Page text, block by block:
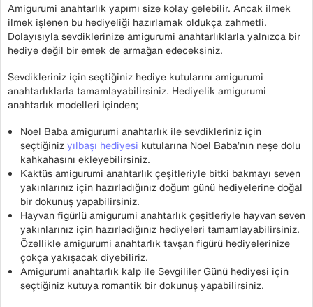
Amigurumi anahtarlık yapımı size kolay gelebilir. Ancak ilmek
ilmek işlenen bu hediyeliği hazırlamak oldukça zahmetli.
Dolayısıyla sevdiklerinize amigurumi anahtarlıklarla yalnızca bir
hediye değil bir emek de armağan edeceksiniz.
Sevdikleriniz için seçtiğiniz hediye kutularını amigurumi
anahtarlıklarla tamamlayabilirsiniz. Hediyelik amigurumi
anahtarlık modelleri içinden;
Noel Baba amigurumi anahtarlık ile sevdikleriniz için
seçtiğinizyılbaşı hediyesi kutularına Noel Baba’nın neşe dolu
kahkahasını ekleyebilirsiniz.
Kaktüs amigurumi anahtarlık çeşitleriyle bitki bakmayı seven
yakınlarınız için hazırladığınız doğum günü hediyelerine doğal
bir dokunuş yapabilirsiniz.
Hayvan figürlü amigurumi anahtarlık çeşitleriyle hayvan seven
yakınlarınız için hazırladığınız hediyeleri tamamlayabilirsiniz.
Özellikle amigurumi anahtarlık tavşan figürü hediyelerinize
çokça yakışacak diyebiliriz.
Amigurumi anahtarlık kalp ile Sevgililer Günü hediyesi için
seçtiğiniz kutuya romantik bir dokunuş yapabilirsiniz.